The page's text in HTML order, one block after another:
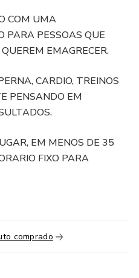
COM UMA
PARA PESSOAS QUE
EMAGRECER.
CARDIO, TREINOS
PENSANDO EM
EM MENOS DE 35
FIXO PARA
comprado